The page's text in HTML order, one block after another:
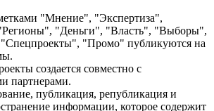
"Мнение", "Экспертиза",
"Деньги", "Власть", "Выборы",
"Спецпроекты", "Промо" публикуются на
создается совместно с
партнерами.
публикация, републикация и
информации, которое содержит